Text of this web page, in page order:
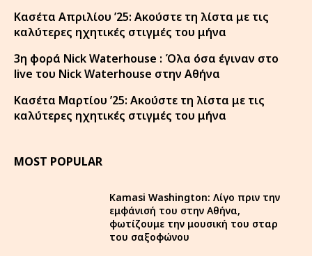
Κασέτα Απριλίου ’25: Ακούστε τη λίστα με τις
καλύτερες ηχητικές στιγμές του μήνα
3η φορά Nick Waterhouse : Όλα όσα έγιναν στο
live του Nick Waterhouse στην Αθήνα
Κασέτα Μαρτίου ’25: Ακούστε τη λίστα με τις
καλύτερες ηχητικές στιγμές του μήνα
MOST POPULAR
Kamasi Washington: Λίγο πριν την
εμφάνισή του στην Αθήνα,
φωτίζουμε την μουσική του σταρ
του σαξοφώνου